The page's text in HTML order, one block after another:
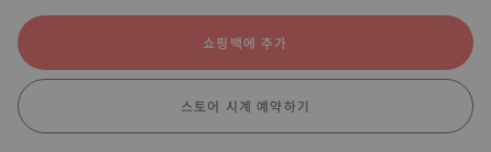
쇼핑백에 추가
스토어 시계 예약하기